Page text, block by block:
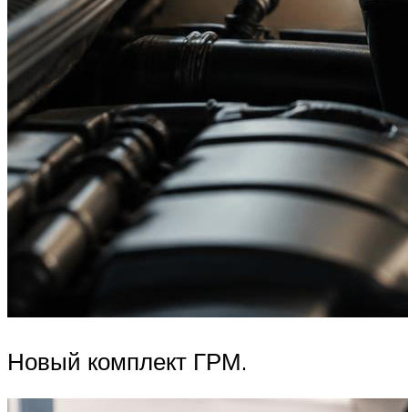
Новый комплект ГРМ.